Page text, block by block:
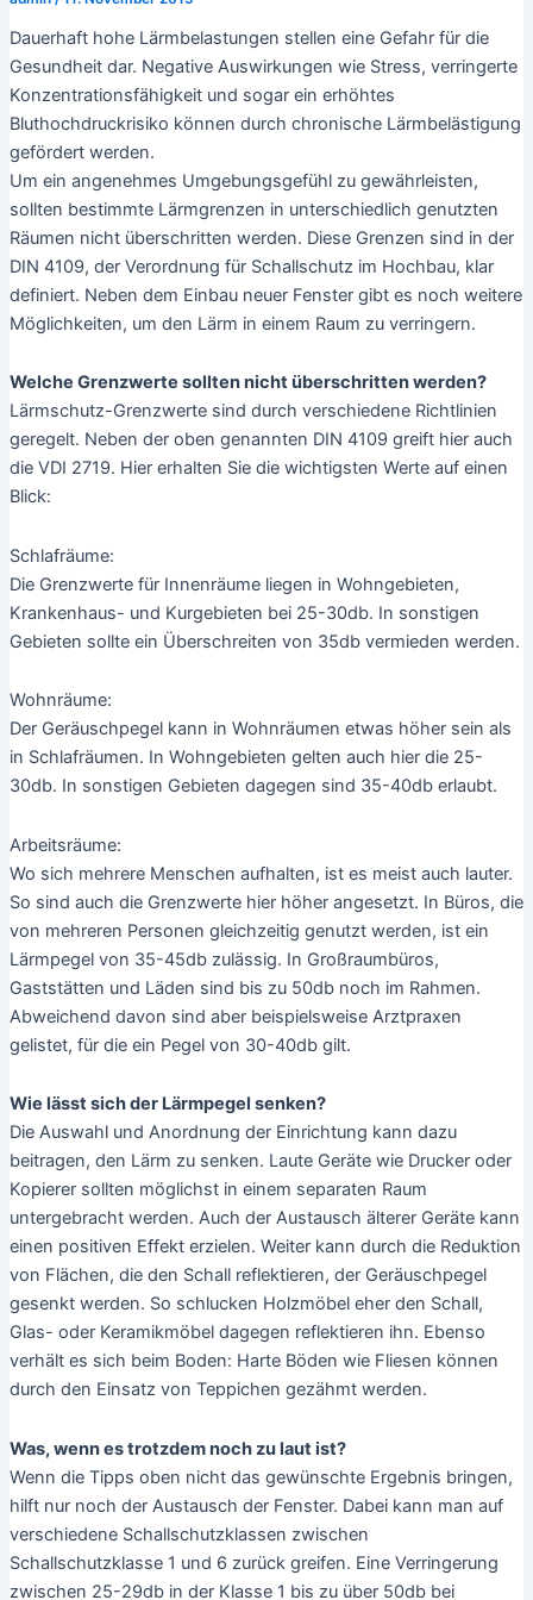
Lärmbelastung
Allgemein
Welche Lärmbelastung wird für welche
Raumarten empfohlen und wie lässt sich der
admin/11. November 2015
Dauerhaft hohe Lärmbelastungen stellen eine Gefahr für die
Gesundheit dar. Negative Auswirkungen wie Stress, verringerte
Konzentrationsfähigkeit und sogar ein erhöhtes
gefördert werden.
Um ein angenehmes Umgebungsgefühl zu gewährleisten,
sollten bestimmte Lärmgrenzen in unterschiedlich genutzten
Räumen nicht überschritten werden. Diese Grenzen sind in der
definiert. Neben dem Einbau neuer Fenster gibt es noch weitere
Möglichkeiten, um den Lärm in einem Raum zu verringern.
Welche Grenzwerte sollten nicht überschritten werden?
Lärmschutz-Grenzwerte sind durch verschiedene Richtlinien
geregelt. Neben der oben genannten DIN 4109 greift hier auch
die VDI 2719. Hier erhalten Sie die wichtigsten Werte auf einen
Blick:
Schlafräume:
Die Grenzwerte für Innenräume liegen in Wohngebieten,
Krankenhaus- und Kurgebieten bei 25-30db. In sonstigen
Gebieten sollte ein Überschreiten von 35db vermieden werden.
Wohnräume:
Der Geräuschpegel kann in Wohnräumen etwas höher sein als
in Schlafräumen. In Wohngebieten gelten auch hier die 25-
30db. In sonstigen Gebieten dagegen sind 35-40db erlaubt.
Arbeitsräume:
So sind auch die Grenzwerte hier höher angesetzt. In Büros, die
von mehreren Personen gleichzeitig genutzt werden, ist ein
Lärmpegel von 35-45db zulässig. In Großraumbüros,
Gaststätten und Läden sind bis zu 50db noch im Rahmen.
Abweichend davon sind aber beispielsweise Arztpraxen